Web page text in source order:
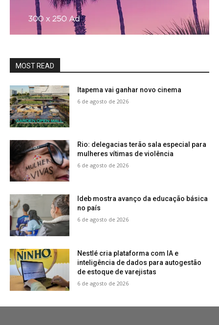
MOST READ
Itapema vai ganhar novo cinema
6 de agosto de 2026
Rio: delegacias terão sala especial para
mulheres vítimas de violência
6 de agosto de 2026
Ideb mostra avanço da educação básica
no país
6 de agosto de 2026
Nestlé cria plataforma com IA e
inteligência de dados para autogestão
de estoque de varejistas
6 de agosto de 2026